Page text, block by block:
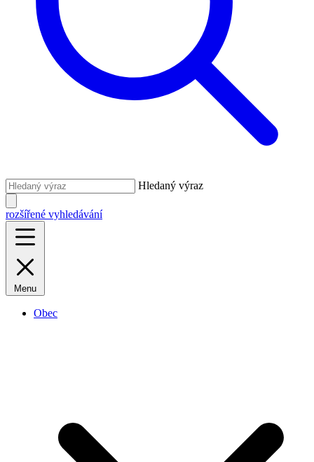
Hledaný výraz
rozšířené vyhledávání
Menu
Obec